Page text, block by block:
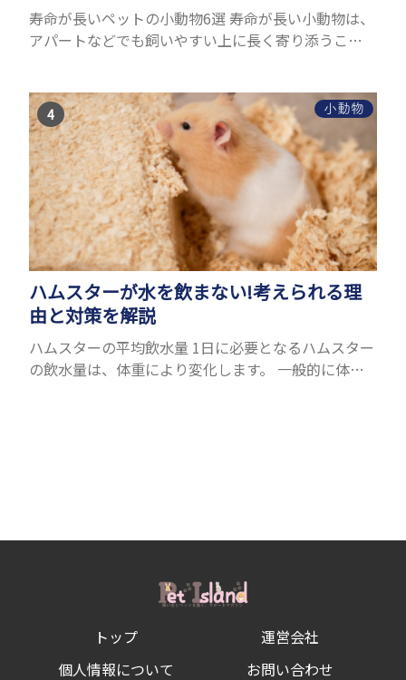
寿命が長いペットの小動物6選 寿命が長い小動物は、
アパートなどでも飼いやすい上に長く寄り添うこと
育のポイ...
小動物
ハムスターが水を飲まない!考えられる理
由と対策を解説
ハムスターの平均飲水量 1日に必要となるハムスター
の飲水量は、体重により変化します。 一般的に体重
トップ
運営会社
個人情報について
お問い合わせ